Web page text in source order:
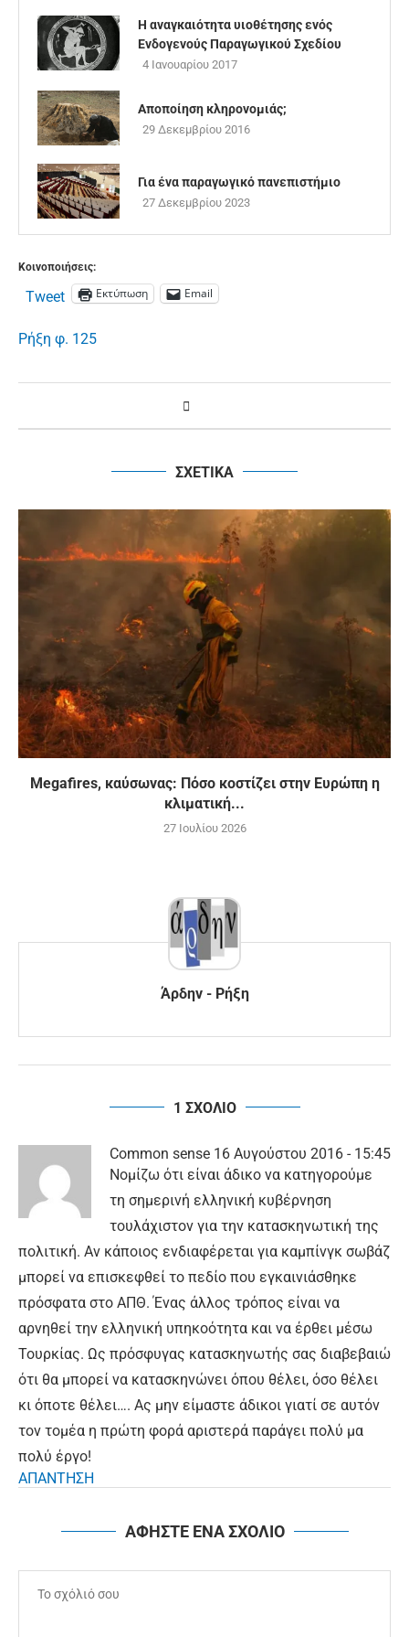
Η αναγκαιότητα υιοθέτησης ενός
Ενδογενούς Παραγωγικού Σχεδίου
4 Ιανουαρίου 2017
Αποποίηση κληρονομιάς;
29 Δεκεμβρίου 2016
Για ένα παραγωγικό πανεπιστήμιο
27 Δεκεμβρίου 2023
Κοινοποιήσεις:
Tweet Εκτύπωση Email
Ρήξη φ. 125
ΣΧΕΤΙΚΑ
Megafires, καύσωνας: Πόσο κοστίζει στην Ευρώπη η
κλιματική...
27 Ιουλίου 2026
Άρδην - Ρήξη
1 ΣΧΟΛΙΟ
Common sense 16 Αυγούστου 2016 - 15:45
Νομίζω ότι είναι άδικο να κατηγορούμε
τη σημερινή ελληνική κυβέρνηση
τουλάχιστον για την κατασκηνωτική της
πολιτική. Αν κάποιος ενδιαφέρεται για καμπίνγκ σωβάζ
μπορεί να επισκεφθεί το πεδίο που εγκαινιάσθηκε
πρόσφατα στο ΑΠΘ. Ένας άλλος τρόπος είναι να
αρνηθεί την ελληνική υπηκοότητα και να έρθει μέσω
Τουρκίας. Ως πρόσφυγας κατασκηνωτής σας διαβεβαιώ
ότι θα μπορεί να κατασκηνώνει όπου θέλει, όσο θέλει
κι όποτε θέλει…. Ας μην είμαστε άδικοι γιατί σε αυτόν
τον τομέα η πρώτη φορά αριστερά παράγει πολύ μα
πολύ έργο!
ΑΠΑΝΤΗΣΗ
ΑΦΗΣΤΕ ΕΝΑ ΣΧΟΛΙΟ